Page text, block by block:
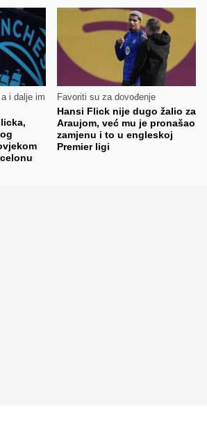
i dalje im
Favoriti su za dovođenje
Hansi Flick nije dugo žalio za
Araujom, već mu je pronašao
zamjenu i to u engleskoj
Premier ligi